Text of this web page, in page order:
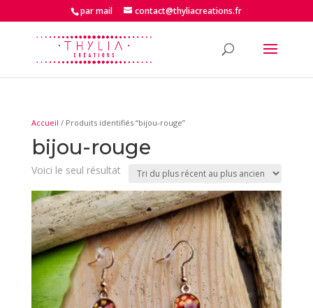
par mail contact@thyliacreations.fr
Accueil / Produits identifiés “bijou-rouge”
bijou-rouge
Voici le seul résultat